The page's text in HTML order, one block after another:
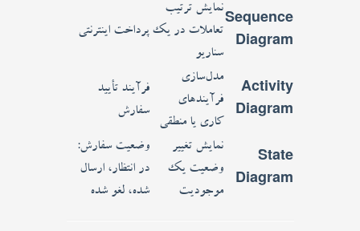
Sequence
Diagram
نمایش ترتیب
تعاملات در یک
سناریو
پرداخت اینترنتی
Activity
Diagram
مدل‌سازی
فرآیندهای
کاری یا منطقی
فرآیند تأیید
سفارش
State
Diagram
نمایش تغییر
وضعیت یک
موجودیت
وضعیت سفارش:
در انتظار، ارسال
شده، لغو شده